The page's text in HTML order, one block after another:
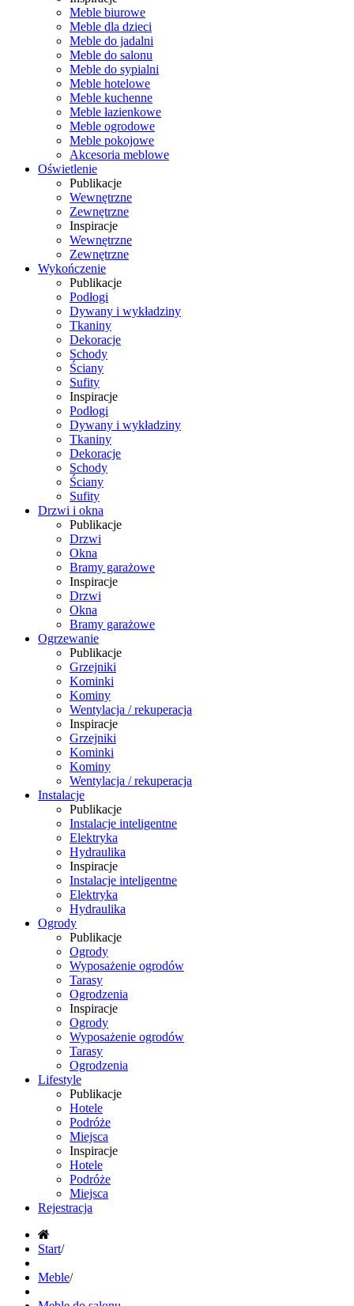
Meble biurowe
Meble dla dzieci
Meble do jadalni
Meble do salonu
Meble do sypialni
Meble hotelowe
Meble kuchenne
Meble łazienkowe
Meble ogrodowe
Meble pokojowe
Akcesoria meblowe
Oświetlenie
Publikacje
Wewnętrzne
Zewnętrzne
Inspiracje
Wewnętrzne
Zewnętrzne
Wykończenie
Publikacje
Podłogi
Dywany i wykładziny
Tkaniny
Dekoracje
Schody
Ściany
Sufity
Inspiracje
Podłogi
Dywany i wykładziny
Tkaniny
Dekoracje
Schody
Ściany
Sufity
Drzwi i okna
Publikacje
Drzwi
Okna
Bramy garażowe
Inspiracje
Drzwi
Okna
Bramy garażowe
Ogrzewanie
Publikacje
Grzejniki
Kominki
Kominy
Wentylacja / rekuperacja
Inspiracje
Grzejniki
Kominki
Kominy
Wentylacja / rekuperacja
Instalacje
Publikacje
Instalacje inteligentne
Elektryka
Hydraulika
Inspiracje
Instalacje inteligentne
Elektryka
Hydraulika
Ogrody
Publikacje
Ogrody
Wyposażenie ogrodów
Tarasy
Ogrodzenia
Inspiracje
Ogrody
Wyposażenie ogrodów
Tarasy
Ogrodzenia
Lifestyle
Publikacje
Hotele
Podróże
Miejsca
Inspiracje
Hotele
Podróże
Miejsca
Rejestracja
Start/
Meble/